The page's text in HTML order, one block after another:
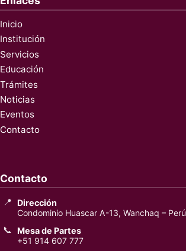
Inicio
Institución
Servicios
Educación
Trámites
Noticias
Eventos
Contacto
Contacto
📍
Dirección
Condominio Huascar A-13, Wanchaq – Perú
📞
Mesa de Partes
+51 914 607 777